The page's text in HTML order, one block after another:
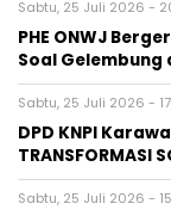
Sabtu, 25 Juli 2026 -
PHE ONWJ
Soal
Sabtu, 25 Juli 2026 -
DPD KNPI
TRANSFORMASI
Sabtu, 25 Juli 2026 -